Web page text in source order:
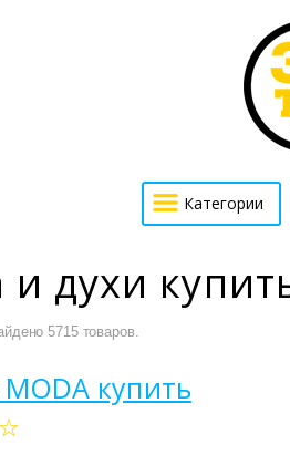
и духи
5715 товаров.
купить
Категории